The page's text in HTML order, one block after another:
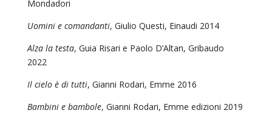
Mondadori
Uomini e comandanti, Giulio Questi, Einaudi 2014
Alza la testa, Guia Risari e Paolo D’Altan, Gribaudo
2022
Il cielo è di tutti, Gianni Rodari, Emme 2016
Bambini e bambole, Gianni Rodari, Emme edizioni 2019